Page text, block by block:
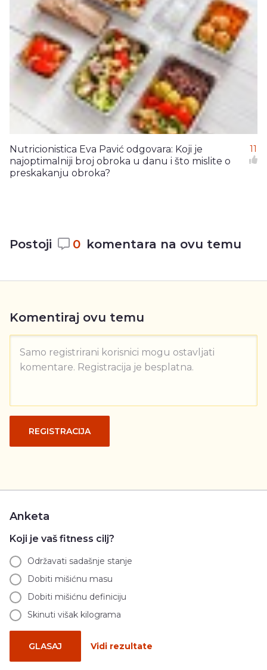
Nutricionistica Eva Pavić odgovara: Koji je
najoptimalniji broj obroka u danu i što mislite o
preskakanju obroka?
11
Postoji 0 komentara na ovu temu
Komentiraj ovu temu
Samo registrirani korisnici mogu ostavljati
komentare. Registracija je besplatna.
REGISTRACIJA
Anketa
Koji je vaš fitness cilj?
Održavati sadašnje stanje
Dobiti mišićnu masu
Dobiti mišićnu definiciju
Skinuti višak kilograma
GLASAJ Vidi rezultate